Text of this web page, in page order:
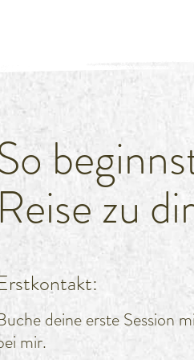
zu
deine erste Session
mir.